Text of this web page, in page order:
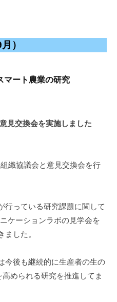
）
マート農業の研究
見交換会を実施しました
織協議会と意見交換会を行
行っている研究課題に関して
ケーションラボの見学会を
した。
今後も継続的に生産者の生の
められる研究を推進してま